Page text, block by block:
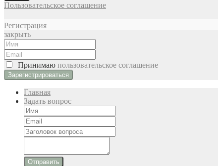
Пользовательское соглашение
Регистрация
закрыть
Принимаю пользовательское соглашение
Главная
Задать вопрос
Отправить